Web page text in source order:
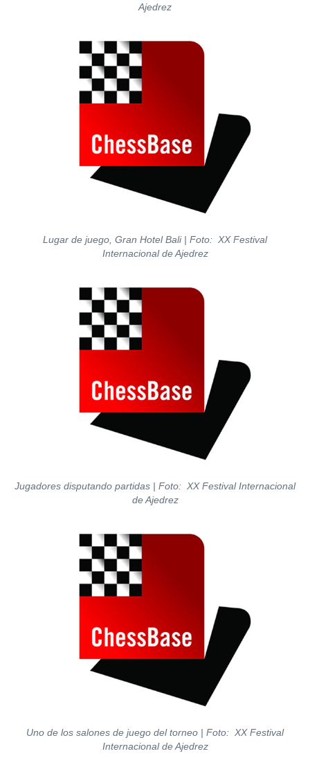
Ajedrez
Lugar de juego, Gran Hotel Bali | Foto: XX Festival
Internacional de Ajedrez
Jugadores disputando partidas | Foto: XX Festival Internacional
de Ajedrez
Uno de los salones de juego del torneo | Foto: XX Festival
Internacional de Ajedrez